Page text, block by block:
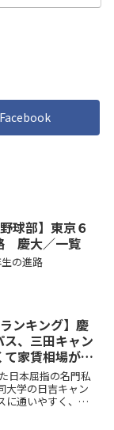
Facebook
球部】東京６
慶大／一覧
の進路
ンキング】慶
、三田キャン
家賃相場が安
日本屈指の名門私
大学の日吉キャン
に通いやすく、家